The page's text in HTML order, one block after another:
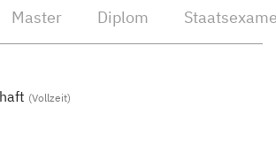
Master Diplom
(Vollzeit)